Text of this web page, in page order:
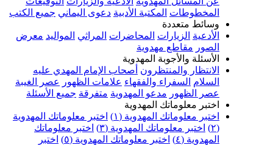
المكتبة الأدبية دعوى اليماني جميع الكتب
متعددة
الزيارات المحاضرات المراثي المواليد معرض
مقاطع مهدوية
والأجوبة المهدوية
والمنتظرون أصحاب الإمام المهدي عليه
السفراء والفقهاء علامات الظهور عصر الغيبة
مدعو المهدوية متفرقة جميع الأسئلة
معلوماتك المهدوية
معلوماتك المهدوية (١)
اختبر معلوماتك المهدوية
اختبر معلوماتك المهدوية (٣)
اختبر معلوماتك
اختبر معلوماتك المهدوية (٥)
اختبر